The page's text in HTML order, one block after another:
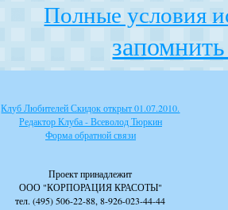
Полные условия
Клуб Любителей Скидок открыт 01.07.2010.
Редактор Клуба - Всеволод Тюркин
Форма обратной связи
Проект принадлежит
ООО "КОРПОРАЦИЯ КРАСОТЫ"
тел. (495) 506-22-88, 8-926-023-44-44